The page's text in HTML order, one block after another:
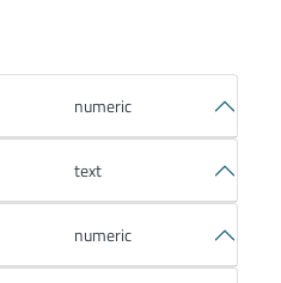
numeric
text
numeric